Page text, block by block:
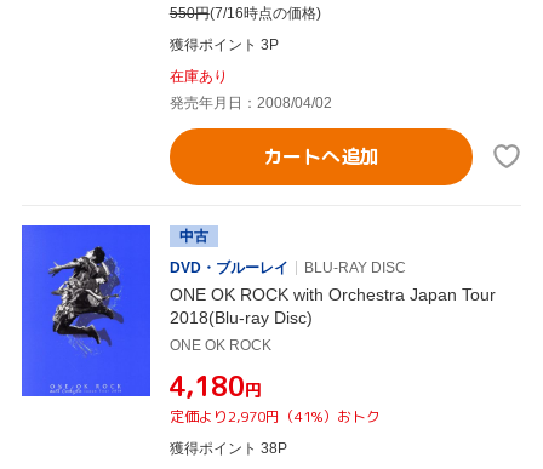
550円(7/16時点の価格)
獲得ポイント 3P
在庫あり
発売年月日：2008/04/02
カートへ追加
中古
DVD・ブルーレイ
BLU-RAY DISC
ONE OK ROCK with Orchestra Japan Tour
2018(Blu-ray Disc)
ONE OK ROCK
¥4,180円
定価より2,970円（41%）おトク
獲得ポイント 38P